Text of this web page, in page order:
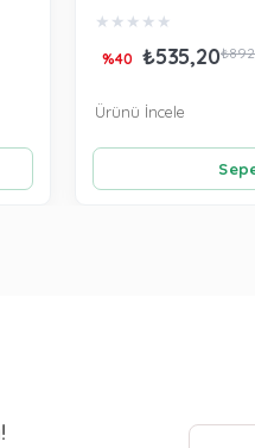
★ ★ ★ ★ ★
₺535,20
%40
Ürünü İncele